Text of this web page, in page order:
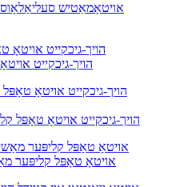
אויטאָמאַטיש סעליאַלאָוס
הויך-גיכקייט
הויך-גיכקייט אויטאָ טאָפּל
אויטאָ טאָפּל קליפּער